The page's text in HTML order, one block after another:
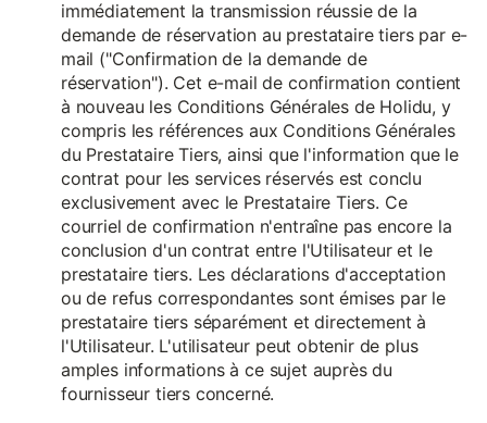
immédiatement la transmission réussie de la
demande de réservation au prestataire tiers par e-
mail ("Confirmation de la demande de
réservation"). Cet e-mail de confirmation contient
à nouveau les Conditions Générales de Holidu, y
compris les références aux Conditions Générales
du Prestataire Tiers, ainsi que l'information que le
contrat pour les services réservés est conclu
exclusivement avec le Prestataire Tiers. Ce
courriel de confirmation n'entraîne pas encore la
conclusion d'un contrat entre l'Utilisateur et le
prestataire tiers. Les déclarations d'acceptation
ou de refus correspondantes sont émises par le
prestataire tiers séparément et directement à
l'Utilisateur. L'utilisateur peut obtenir de plus
amples informations à ce sujet auprès du
fournisseur tiers concerné.